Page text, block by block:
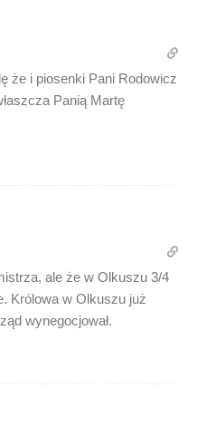
że i piosenki Pani Rodowicz
Panią Martę
ale że w Olkuszu 3/4
Królowa w Olkuszu już
wynegocjował.